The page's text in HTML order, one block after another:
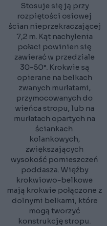
Stosuje się ją przy
rozpiętości osiowej
ścian nieprzekraczającej
7,2 m. Kąt nachylenia
połaci powinien się
zawierać w przedziale
30-50°. Krokwie są
opierane na belkach
zwanych murłatami,
przymocowanych do
wieńca stropu, lub na
murłatach opartych na
ściankach
kolankowych,
zwiększających
wysokość pomieszczeń
poddasza. Więźby
krokwiowo-belkowe
mają krokwie połączone z
dolnymi belkami, które
mogą tworzyć
konstrukcję stropu.